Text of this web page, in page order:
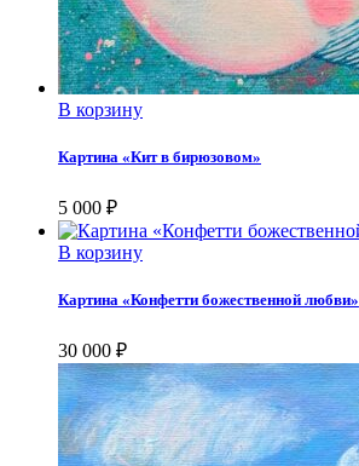
В корзину
Картина «Кит в бирюзовом»
5 000 ₽
В корзину
Картина «Конфетти божественной любви»
30 000 ₽